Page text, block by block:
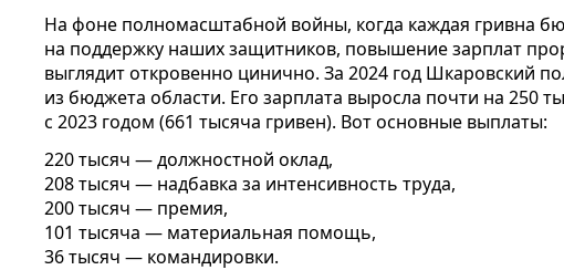
На фоне полномасштабной войны, когда каждая гривна
на поддержку наших защитников, повышение зарплат
выглядит откровенно цинично. За 2024 год Шкаровский
из бюджета области. Его зарплата выросла почти на 250
с 2023 годом (661 тысяча гривен). Вот основные выплаты:
220 тысяч — должностной оклад,
208 тысяч — надбавка за интенсивность труда,
200 тысяч — премия,
101 тысяча — материальная помощь,
36 тысяч — командировки.